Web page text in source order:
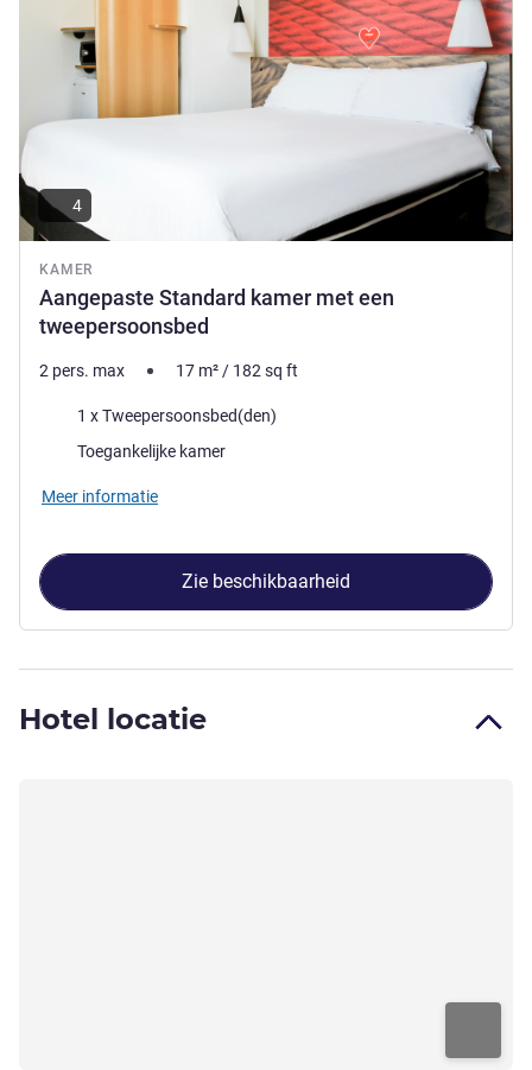
KAMER
Aangepaste Standard kamer met een
tweepersoonsbed
4
2 pers. max 17 m²/ 182sq ft
Beddengoed
1 x Tweepersoonsbed(den)
Toegankelijke kamer
Meer informatie
Zie beschikbaarheid
Hotel locatie